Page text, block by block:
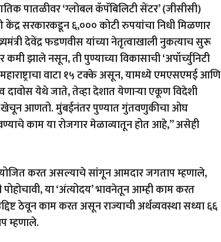
पातळीवर ‘ग्लोबल कॅपॅबिलिटी सेंटर’ (जीसीसी)
केंद्र सरकारकडून ६,००० कोटी रुपयांचा निधी मिळणार
देवेंद्र फडणवीस यांच्या नेतृत्वाखाली नुकत्याच सुरू
झाले नसून, ती पुण्याच्या विकासाची ‘अपॉर्च्युनिटी
वाटा १५ टक्के असून, यामध्ये एमएसएमई आणि
दावोस येथे जाते, तेव्हा देशात येणाऱ्या एकूण विदेशी
खेचून आणतो. मुंबईनंतर पुण्यात गुंतवणुकीचा ओघ
काम या रोजगार मेळाव्यातून होत आहे,” असेही
करत असल्याचे सांगून आमदार जगताप म्हणाले,
या ‘अंत्योदय’ भावनेतून आम्ही काम करत
ठेवून काम करत असून राज्याची अर्थव्यवस्था सध्या ६६
म्हणाले.